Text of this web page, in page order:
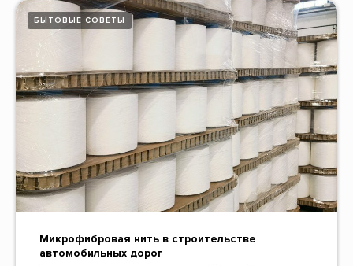
БЫТОВЫЕ СОВЕТЫ
Микрофибровая нить в строительстве
автомобильных дорог